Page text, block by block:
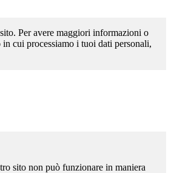
Per avere maggiori informazioni o
cui processiamo i tuoi dati personali,
sito non può funzionare in maniera